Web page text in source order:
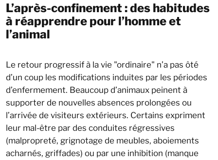
L’après-confinement : des habitudes
à réapprendre pour l’homme et
l’animal
Le retour progressif à la vie "ordinaire" n’a pas ôté
d’un coup les modifications induites par les périodes
d’enfermement. Beaucoup d’animaux peinent à
supporter de nouvelles absences prolongées ou
l’arrivée de visiteurs extérieurs. Certains expriment
leur mal-être par des conduites régressives
(malpropreté, grignotage de meubles, aboiements
acharnés, griffades) ou par une inhibition (manque